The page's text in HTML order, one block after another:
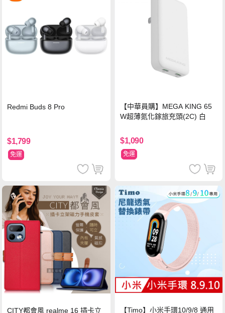
Redmi Buds 8 Pro
$1,799
免運
【中華員購】MEGA KING 65
W超薄氮化鎵旅充頭(2C) 白
$1,090
免運
CITY都會風 realme 16 插卡立 【Timo】小米手環10/9/8 通用